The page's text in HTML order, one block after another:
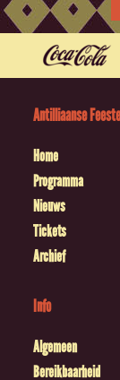
Antilliaanse
Home
Programma
Nieuws
Tickets
Archief
Info
Algemeen
Bereikbaarheid